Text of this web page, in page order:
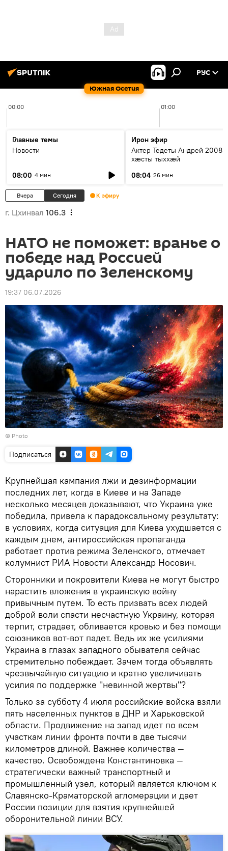
Южная Осетия
РУС
00:00 01:00
Главные темы
Новости
08:00 4 мин
Ирон эфир
Актер Тедеты Андрей 2008
хæсты тыххæй
08:04 26 мин
Вчера Сегодня К эфиру
г. Цхинвал 106.3
НАТО не поможет: вранье о
победе над Россией
ударило по Зеленскому
19:37 06.07.2026
© Photo
Подписаться
Крупнейшая кампания лжи и дезинформации
последних лет, когда в Киеве и на Западе
несколько месяцев доказывают, что Украина уже
победила, привела к парадоксальному результату:
в условиях, когда ситуация для Киева ухудшается с
каждым днем, антироссийская пропаганда
работает против режима Зеленского, отмечает
колумнист РИА Новости Александр Носович.
Сторонники и покровители Киева не могут быстро
нарастить вложения в украинскую войну
привычным путем. То есть призвать всех людей
доброй воли спасти несчастную Украину, которая
терпит, страдает, обливается кровью и без помощи
союзников вот-вот падет. Ведь их же усилиями
Украина в глазах западного обывателя сейчас
стремительно побеждает. Зачем тогда объявлять
чрезвычайную ситуацию и кратно увеличивать
усилия по поддержке "невинной жертвы"?
Только за субботу 4 июля российские войска взяли
пять населенных пунктов в ДНР и Харьковской
области. Продвижение на запад идет по всем
участкам линии фронта почти в две тысячи
километров длиной. Важнее количества —
качество. Освобождена Константиновка —
стратегически важный транспортный и
промышленный узел, который является ключом к
Славянско-Краматорской агломерации и дает
России позиции для взятия крупнейшей
оборонительной линии ВСУ.